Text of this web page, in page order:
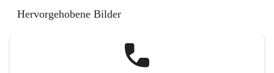
Hervorgehobene Bilder